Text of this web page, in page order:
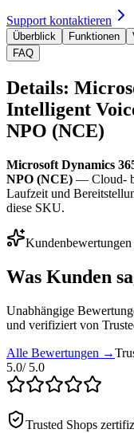
Support kontaktieren
Überblick Funktionen
FAQ
Details:
Intelligent
NPO (NCE)
Microsoft Dynamics
NPO (NCE) — Cloud-
Laufzeit und
diese SKU.
Kundenbewertungen
Was Kunden
Unabhängige
und verifiziert von
Alle Bewertungen →
5.0/ 5.0
Trusted Shops